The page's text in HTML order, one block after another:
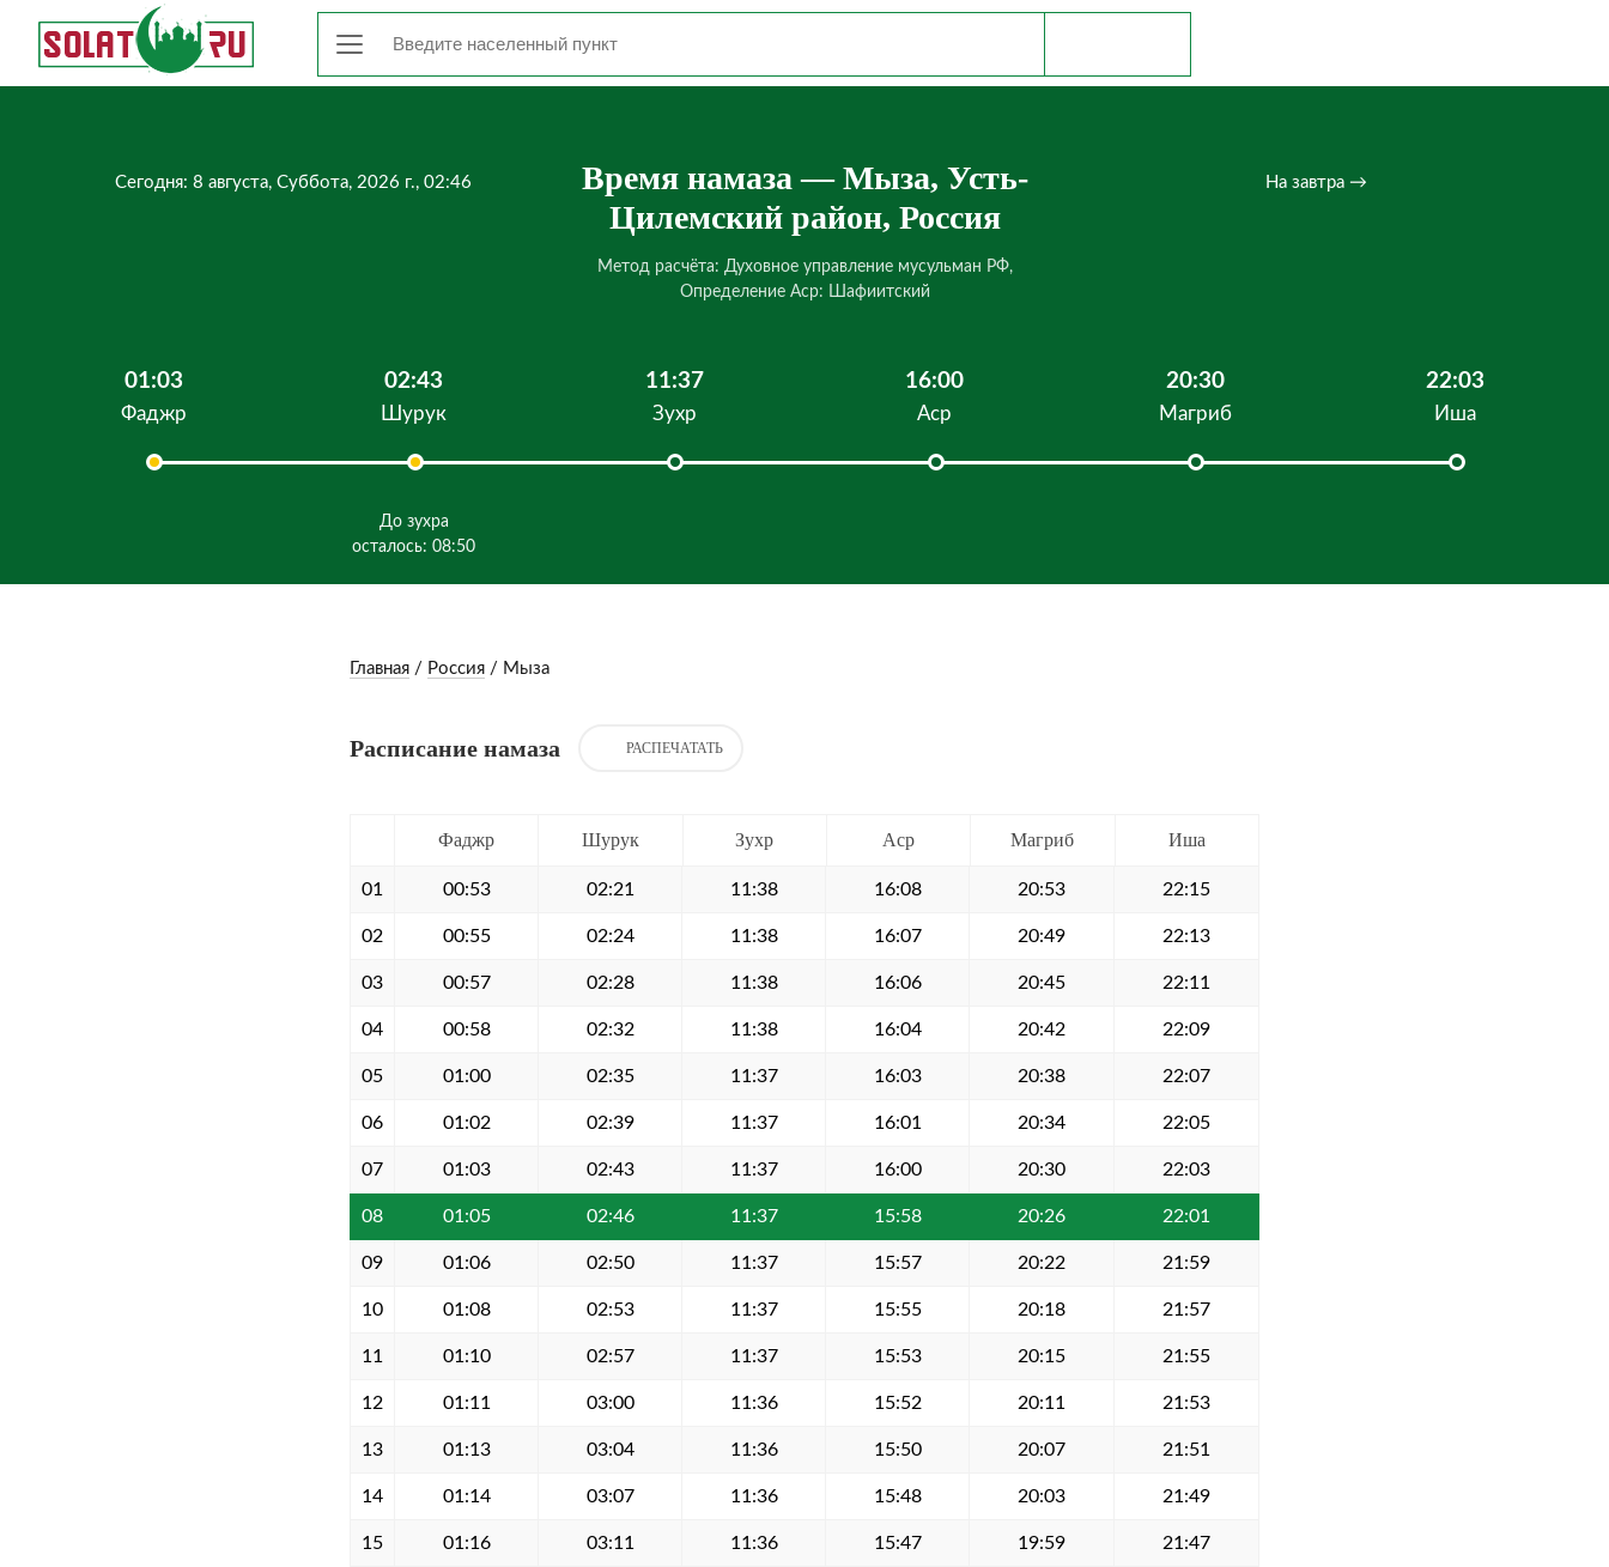
Сегодня: 8 августа, Суббота, 2026 г., 02:46
Время намаза — Мыза, Усть-
Цилемский район, Россия
Метод расчёта: Духовное управление мусульман РФ,
Определение Аср: Шафиитский
На завтра →
01:03
Фаджр
02:43
Шурук
До зухра
осталось: 08:50
11:37
Зухр
16:00
Аср
20:30
Магриб
22:03
Иша
Главная / Россия / Мыза
Расписание намаза РАСПЕЧАТАТЬ
Фаджр Шурук Зухр Аср Магриб Иша
01 00:53 02:21 11:38 16:08 20:53 22:15
02 00:55 02:24 11:38 16:07 20:49 22:13
03 00:57 02:28 11:38 16:06 20:45 22:11
04 00:58 02:32 11:38 16:04 20:42 22:09
05 01:00 02:35 11:37 16:03 20:38 22:07
06 01:02 02:39 11:37 16:01 20:34 22:05
07 01:03 02:43 11:37 16:00 20:30 22:03
08 01:05 02:46 11:37 15:58 20:26 22:01
09 01:06 02:50 11:37 15:57 20:22 21:59
10 01:08 02:53 11:37 15:55 20:18 21:57
11 01:10 02:57 11:37 15:53 20:15 21:55
12 01:11 03:00 11:36 15:52 20:11 21:53
13 01:13 03:04 11:36 15:50 20:07 21:51
14 01:14 03:07 11:36 15:48 20:03 21:49
15 01:16 03:11 11:36 15:47 19:59 21:47